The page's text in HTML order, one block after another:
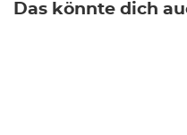
Das könnte dich